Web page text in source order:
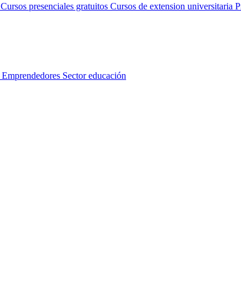
Cursos presenciales gratuitos Cursos de extension universitaria
Emprendedores Sector educación